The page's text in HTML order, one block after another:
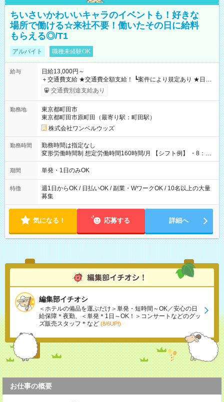
ちいさいかわいいキャラのイベントも！好きな
場所で働ける☆来社不要！働いたその日に給料
もらえる◎/T1
アルバイト 職種未経験OK
給与
日給13,000円～
＋交通費支給 ★交通費全額支給！ ┗案件により規定あり ★日払
いOK！（規定あり） ┗働いたその日に現金GET♪ お仕事後はコ
ンビニATMから 日払い分を引き落とせます！ 【試用期間】試
交通費別途支給あり
勤務地
東京都町田市
東京都町田市原町田（最寄り駅：町田駅）
株式会社ワンベルウッズ
勤務時間
勤務時間は指定なし
変形労働時間制 想定労働時間160時間/月 【シフト例】 ・8：00
～21：00
期間 単発・1日のみOK
特徴
週1日からOK / 日払いOK / 副業・WワークOK / 10名以上の大量
募集
気になる！ 応募する 詳細へ
編集部イチオシ
＜ホテルの備品を運ぶだけ＞単発・短時間～OK／安心の日
給保障＊夜勤、＜単発＊1日～OK！＞コンサートなどのグッ
ズ販売スタッフ＊など (8/6UP!)
お仕事の概要